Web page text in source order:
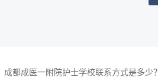
成都成医一附院护士学校联系方式是多少？